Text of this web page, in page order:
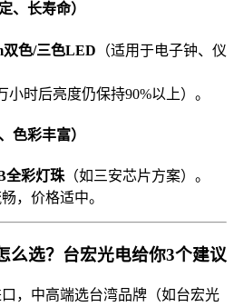
、长寿命）
双色/三色LED （适用于电子钟、仪
小时后亮度仍保持90%以上）。
色彩丰富）
全彩灯珠 （如三安芯片方案）。
，价格适中。
么选？台宏光电给你3个建议
，中高端选台湾品牌（如台宏光